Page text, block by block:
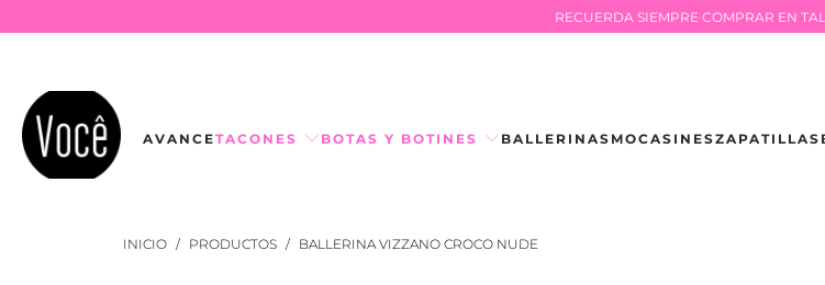
RECUERDA SIEMPRE COMPRAR EN
AVANCETACONES BOTAS Y BOTINES BALLERINAS MOCASINESZAPATILLAS
INICIO / PRODUCTOS / BALLERINA VIZZANO CROCO NUDE